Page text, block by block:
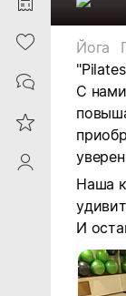
Heart
Contacts
Reviews
ProfileSaby
Йога
С
Наша
И